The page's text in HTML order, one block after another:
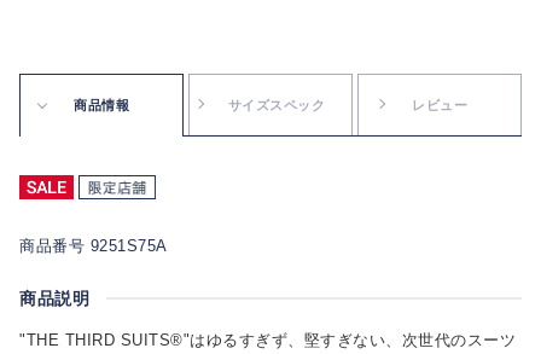
商品情報 サイズスペック レビュー
商品番号 9251S75A
商品説明
"THE THIRD SUITS®"はゆるすぎず、堅すぎない、次世代のスーツ